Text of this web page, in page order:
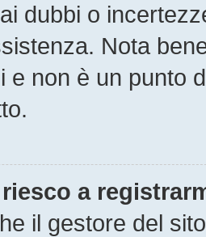
dubbi o
Nota
e non è un punto
a
il gestore del